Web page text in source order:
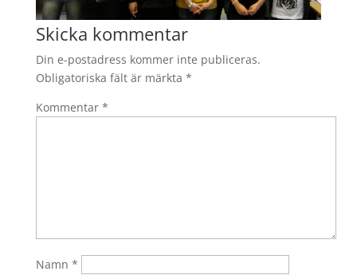
Skicka kommentar
Din e-postadress kommer inte publiceras.
Obligatoriska fält är märkta *
Kommentar *
Namn *